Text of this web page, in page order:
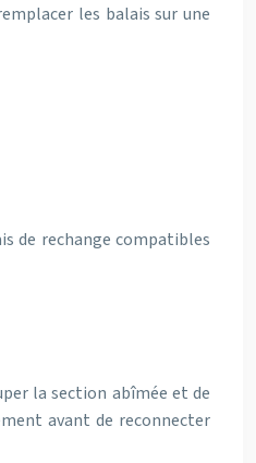
les balais sur une
de rechange compatibles
la section abîmée et de
avant de reconnecter